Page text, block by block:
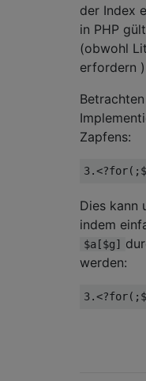
der Index
in PHP
(obwohl
erfordern
Zapfens:
3.<?for(;
Dies kann
indem
$a[$g]
werden:
3.<?for(;